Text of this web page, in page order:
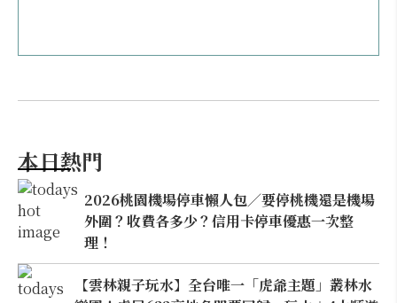
本日熱門
2026桃園機場停車懶人包／要停桃機還是機場
外圍？收費各多少？信用卡停車優惠一次整
理！
【雲林親子玩水】全台唯一「虎爺主題」叢林水